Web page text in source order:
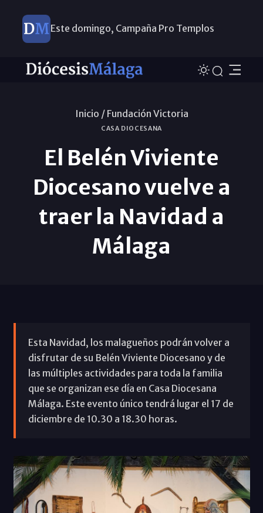
Este domingo, Campaña Pro Templos
Inicio / Fundación Victoria
CASA DIOCESANA
El Belén Viviente
Diocesano vuelve a
traer la Navidad a
Málaga
Esta Navidad, los malagueños podrán volver a
disfrutar de su Belén Viviente Diocesano y de
las múltiples actividades para toda la familia
que se organizan ese día en Casa Diocesana
Málaga. Este evento único tendrá lugar el 17 de
diciembre de 10.30 a 18.30 horas.